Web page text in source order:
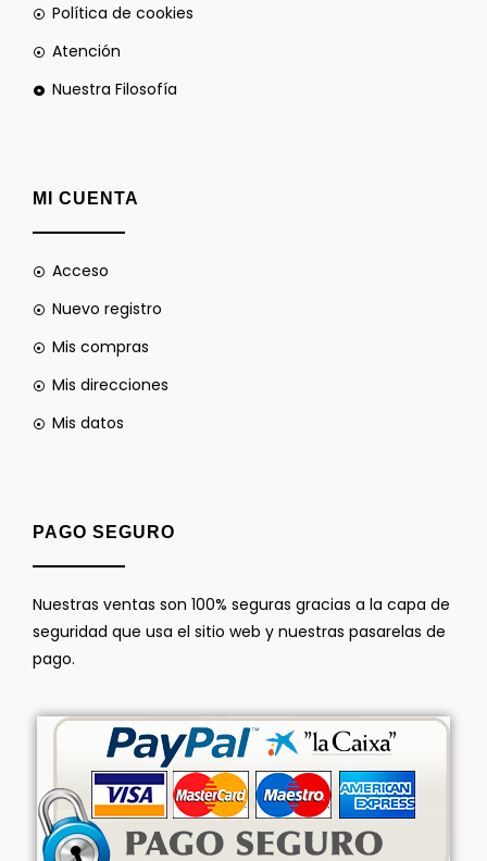
Política de cookies
Atención
Nuestra Filosofía
MI CUENTA
Acceso
Nuevo registro
Mis compras
Mis direcciones
Mis datos
PAGO SEGURO
Nuestras ventas son 100% seguras gracias a la capa de
seguridad que usa el sitio web y nuestras pasarelas de
pago.